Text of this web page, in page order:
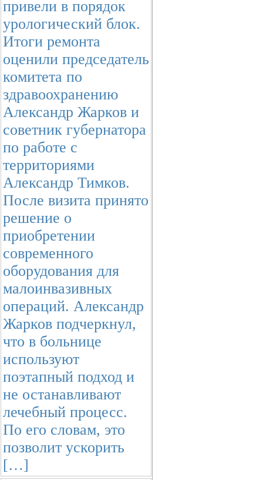
привели в порядок
урологический блок.
Итоги ремонта
оценили председатель
комитета по
здравоохранению
Александр Жарков и
советник губернатора
по работе с
территориями
Александр Тимков.
После визита принято
решение о
приобретении
современного
оборудования для
малоинвазивных
операций. Александр
Жарков подчеркнул,
что в больнице
используют
поэтапный подход и
не останавливают
лечебный процесс.
По его словам, это
позволит ускорить
[…]